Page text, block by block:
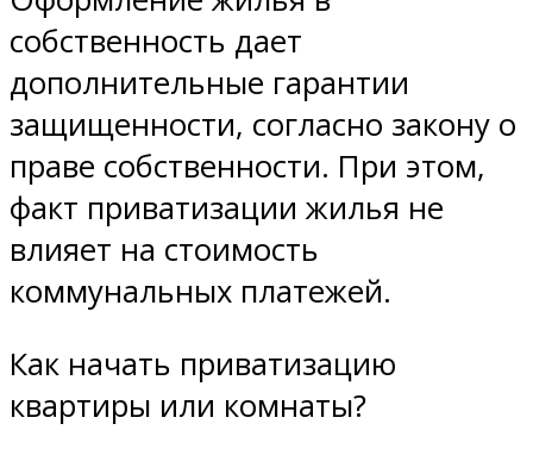
собственность дает
дополнительные гарантии
защищенности, согласно закону о
праве собственности. При этом,
факт приватизации жилья не
влияет на стоимость
коммунальных платежей.
Как начать приватизацию
квартиры или комнаты?